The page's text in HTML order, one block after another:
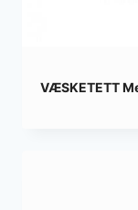
VÆSKETETT